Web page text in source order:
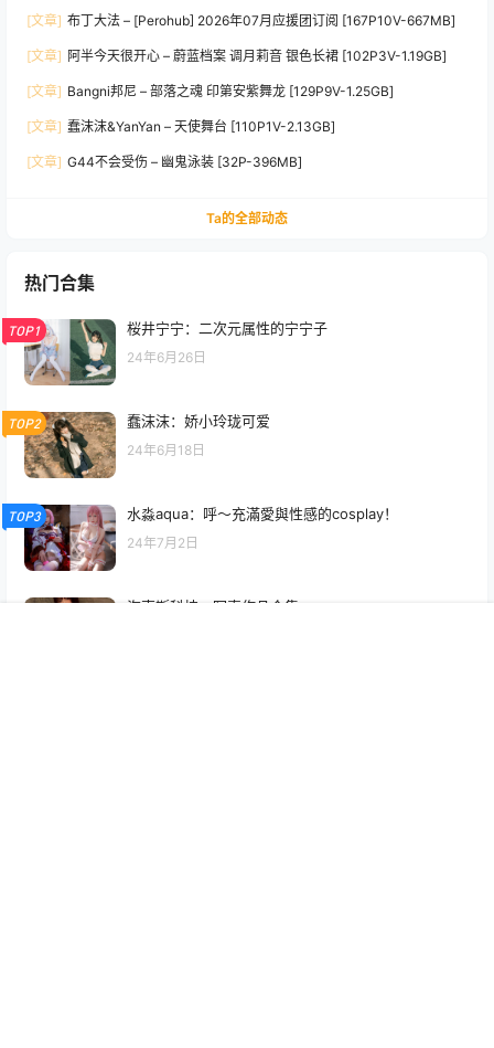
[文章] 布丁大法 – [Perohub] 2026年07月应援团订阅 [167P10V-667MB]
[文章] 阿半今天很开心 – 蔚蓝档案 调月莉音 银色长裙 [102P3V-1.19GB]
[文章] Bangni邦尼 – 部落之魂 印第安紫舞龙 [129P9V-1.25GB]
[文章] 蠢沫沫&YanYan – 天使舞台 [110P1V-2.13GB]
[文章] G44不会受伤 – 幽鬼泳装 [32P-396MB]
Ta的全部动态
热门合集
TOP1 桜井宁宁：二次元属性的宁宁子
24年6月26日
TOP2 蠢沫沫：娇小玲珑可爱
24年6月18日
TOP3 水淼aqua：呼～充滿愛與性感的cosplay！
24年7月2日
海克斯科技：写真作品合集